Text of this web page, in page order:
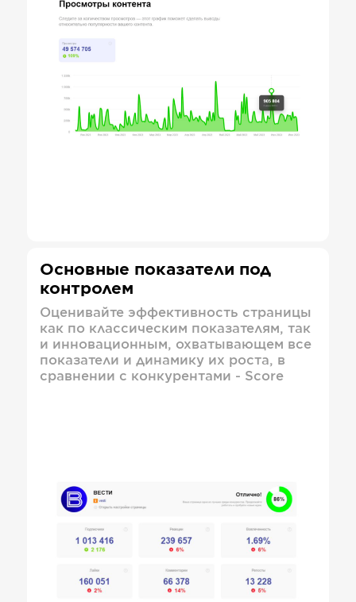
Основные показатели под
контролем
Оценивайте эффективность страницы
как по классическим показателям, так
и инновационным, охватывающем все
показатели и динамику их роста, в
сравнении с конкурентами - Score